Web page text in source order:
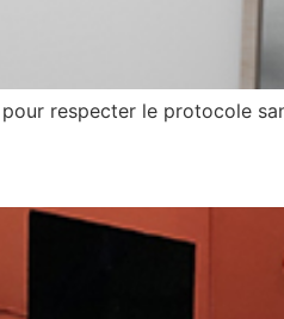
respecter le protocole